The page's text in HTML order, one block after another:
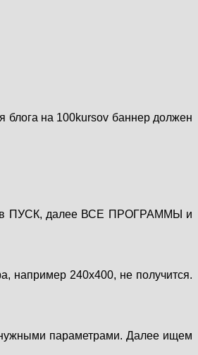
блога на 100kursov баннер должен
в ПУСК, далее ВСЕ ПРОГРАММЫ и
например 240x400, не получится.
нужными параметрами. Далее ищем